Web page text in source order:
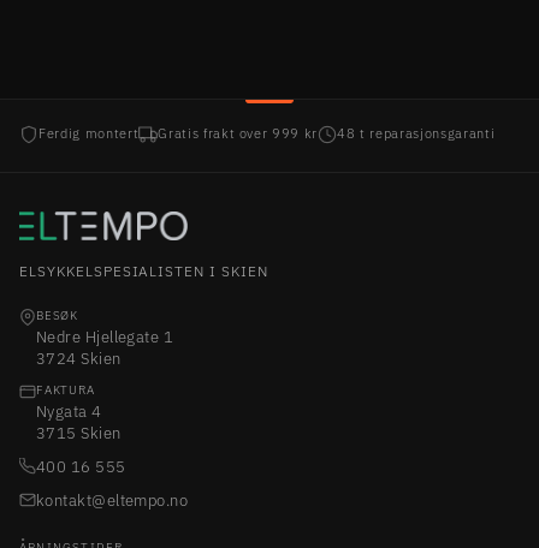
Ferdig montert Gratis frakt over 999 kr 48 t reparasjonsgaranti
ELSYKKELSPESIALISTEN I SKIEN
BESØK
Nedre Hjellegate 1
3724 Skien
FAKTURA
Nygata 4
3715 Skien
400 16 555
kontakt@eltempo.no